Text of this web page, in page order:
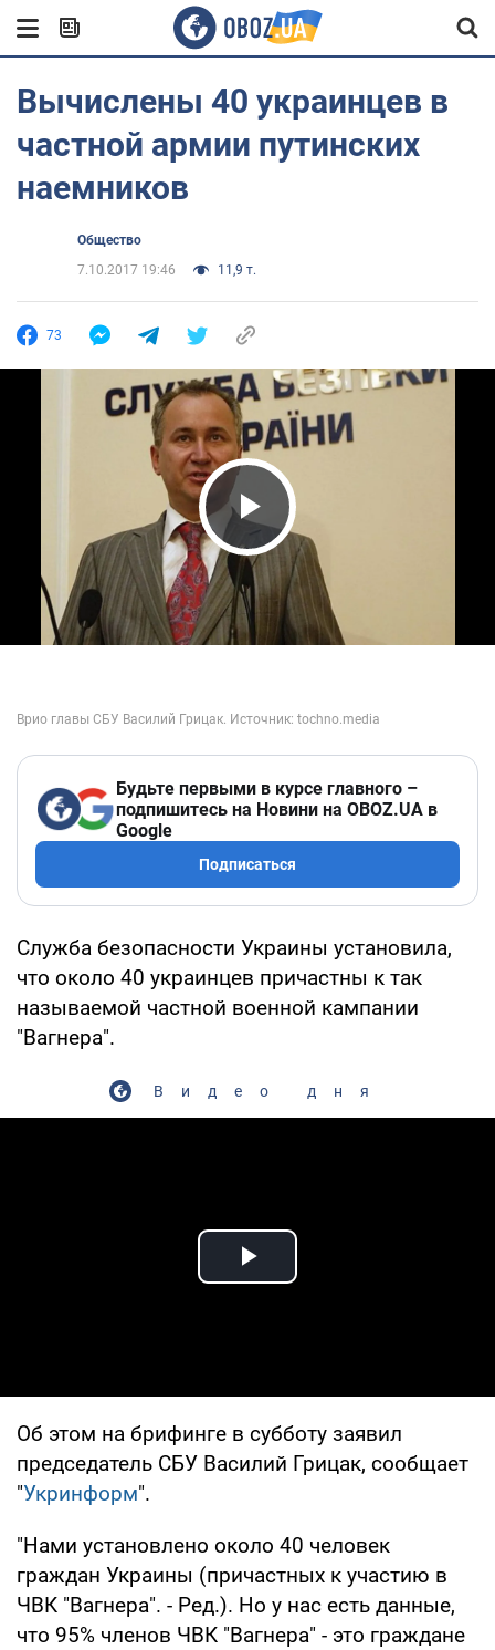
Вычислены 40 украинцев в
частной армии путинских
наемников
Общество
7.10.2017 19:46
11,9 т.
73
Play Video
Будьте первыми в курсе главного –
подпишитесь на Новини на OBOZ.UA в
Google
Подписаться
Служба безопасности Украины установила,
что около 40 украинцев причастны к так
называемой частной военной кампании
"Вагнера".
Видео дня
Play Video
Об этом на брифинге в субботу заявил
председатель СБУ Василий Грицак, сообщает
"Укринформ".
"Нами установлено около 40 человек
граждан Украины (причастных к участию в
ЧВК "Вагнера". - Ред.). Но у нас есть данные,
что 95% членов ЧВК "Вагнера" - это граждане